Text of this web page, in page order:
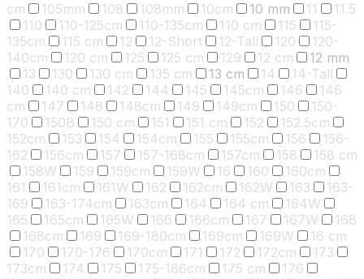
cm
105mm 108 108mm 10cm 10 mm 11
11.5
110
110-125cm 110-135cm 110 cm 115
115-
135cm
115 cm 12 12-Short 12-Tall 120
120-
140cm
120 cm 125 125 cm 129 12 cm
12 mm
13
130 130 cm 135 cm 13 cm 14
14-Tall
140
140 cm 142 144 145 145cm 146
146
cm
147 148 148cm 149 149cm 150
150-
170
150B 150 cm 151 151 cm 152
152.5cm
152cm
153 154 154cm 155 155cm 156
156-
162
156cm 157 157-168cm 157cm 158
158 cm
158W
159 159cm 159W 16 160
160cm
161
161cm 161W 162 162cm 162W 163
163-
169
163-174cm 163cm 164 164 cm
164W
165
165cm 165W 166 166cm 167 167W
168
168cm
169 169-180cm 169cm 169W
16 cm
170
170-176 170cm 171 172 172cm
173
173cm
174 175 175-186cm 175 cm
176